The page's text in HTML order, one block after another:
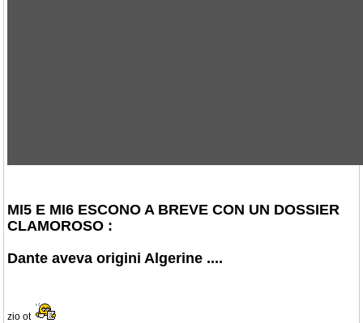
MI5 E MI6 ESCONO A BREVE CON UN DOSSIER
CLAMOROSO :
Dante aveva origini Algerine ....
zio ot